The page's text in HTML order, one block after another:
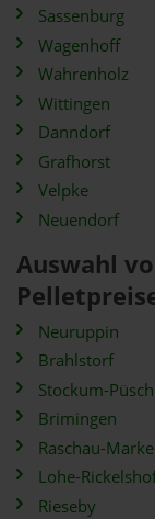
Sassenburg
Wagenhoff
Wahrenholz
Wittingen
Danndorf
Grafhorst
Velpke
Neuendorf
Auswahl
Neuruppin
Brahlstorf
Stockum-
Brimingen
Raschau-
Lohe-
Rieseby